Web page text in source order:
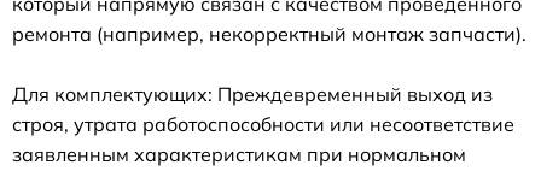
ремонта (например, некорректный монтаж запчасти).
Для комплектующих: Преждевременный выход из
строя, утрата работоспособности или несоответствие
заявленным характеристикам при нормальном